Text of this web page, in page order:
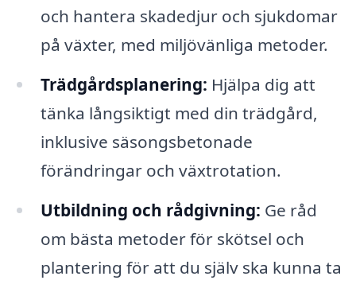
och hantera skadedjur och sjukdomar
på växter, med miljövänliga metoder.
Trädgårdsplanering: Hjälpa dig att
tänka långsiktigt med din trädgård,
inklusive säsongsbetonade
förändringar och växtrotation.
Utbildning och rådgivning: Ge råd
om bästa metoder för skötsel och
plantering för att du själv ska kunna ta